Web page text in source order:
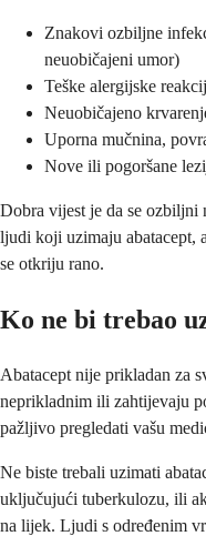
Znakovi ozbiljne
neuobičajeni umor)
Teške alergijske
Neuobičajeno
Uporna mučnina,
Nove ili pogoršane
Dobra vijest je da se
ljudi koji uzimaju abatacept,
se otkriju rano.
Ko ne bi trebao
Abatacept nije prikladan za
neprikladnim ili zahtijevaju
pažljivo pregledati vašu
Ne biste trebali uzimati
uključujući tuberkulozu, ili
na lijek. Ljudi s određenim